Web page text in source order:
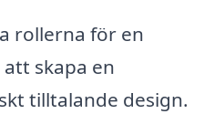
rollerna för en
skapa en
tilltalande design.